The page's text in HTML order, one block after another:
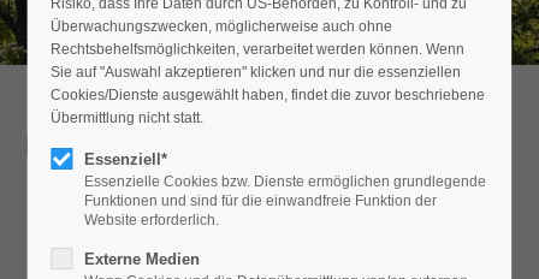
Register|Lost your password?
Support
24h
Detailansicht
nicht angezeigt.
Risiko, dass Ihre Daten durch US-Behörden, zu Kontroll- und zu
Überwachungszwecken, möglicherweise auch ohne
Rechtsbehelfsmöglichkeiten, verarbeitet werden können. Wenn
Sie auf "Auswahl akzeptieren" klicken und nur die essenziellen
Cookies/Dienste ausgewählt haben, findet die zuvor beschriebene
Übermittlung nicht statt.
Essenziell*
Essenzielle Cookies bzw. Dienste ermöglichen grundlegende
Funktionen und sind für die einwandfreie Funktion der
Website erforderlich.
Externe Medien